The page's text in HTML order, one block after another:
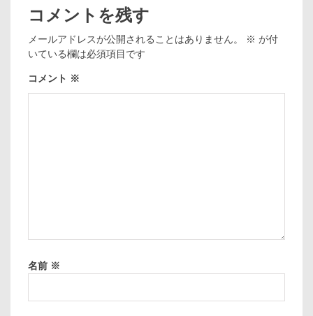
コメントを残す
メールアドレスが公開されることはありません。 ※ が付
いている欄は必須項目です
コメント ※
名前 ※